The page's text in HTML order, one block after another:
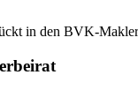
in den BVK-